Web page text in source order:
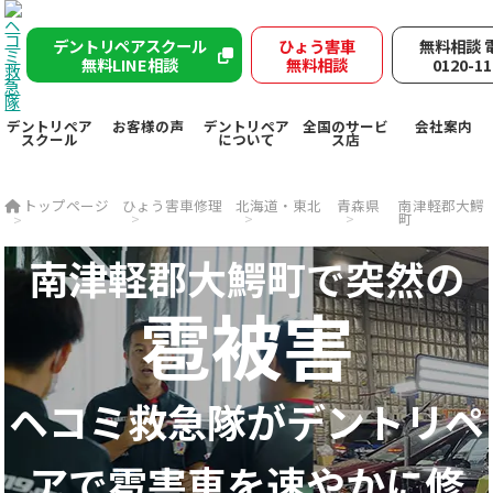
デントリペアスクール
無料LINE相談
ひょう害車
無料相談
無料相談
0120-
デントリペア
スクール
お客様の声 デントリペア
について
全国のサービ
ス店
会社案内
トップページ ひょう害車修理 北海道・東北 青森県 南津軽郡大鰐
町
南津軽郡大鰐町で突然の
雹被害
ヘコミ救急隊がデントリペ